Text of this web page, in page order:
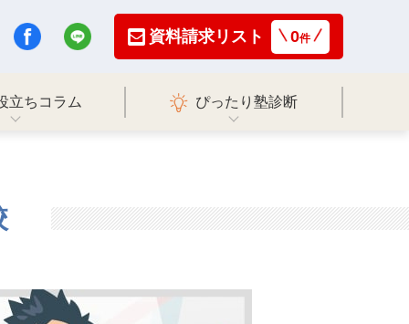
資料請求リスト 0件
立ちコラム ぴったり塾診断